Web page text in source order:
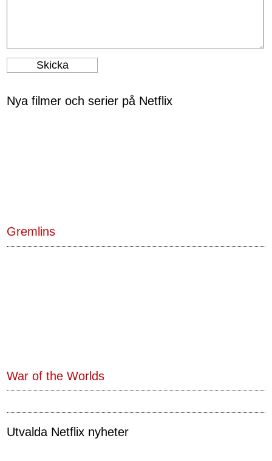
Nya filmer och serier på Netflix
Gremlins
War of the Worlds
Utvalda Netflix nyheter